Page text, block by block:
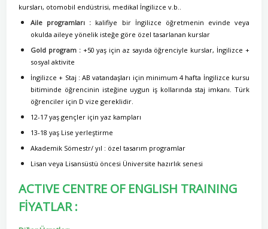
kursları, otomobil endüstrisi, medikal İngilizce v.b..
Aile programları : kalifiye bir İngilizce öğretmenin evinde veya
okulda aileye yönelik isteğe göre özel tasarlanan kurslar
Gold program :+50 yaş için az sayıda öğrenciyle kurslar, İngilizce +
sosyal aktivite
İngilizce + Staj : AB vatandaşları için minimum 4 hafta İngilizce kursu
bitiminde öğrencinin isteğine uygun iş kollarında staj imkanı. Türk
öğrenciler için D vize gereklidir.
12-17 yaş gençler için yaz kampları
13-18 yaş Lise yerleştirme
Akademik Sömestr/ yıl : özel tasarım programlar
Lisan veya Lisansüstü öncesi Üniversite hazırlık senesi
ACTIVE CENTRE OF ENGLISH TRAINING
FİYATLAR :